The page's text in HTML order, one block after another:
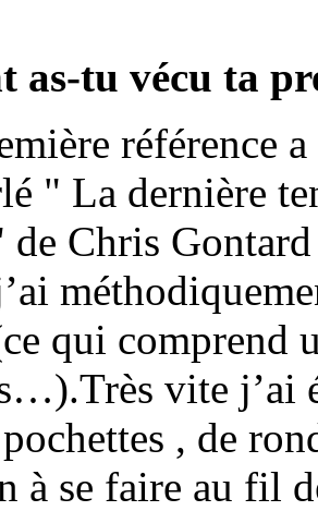
as-tu vécu ta
référence
" La dernière
de Chris
qui comprend
vite j’ai
, de
à se faire au fil